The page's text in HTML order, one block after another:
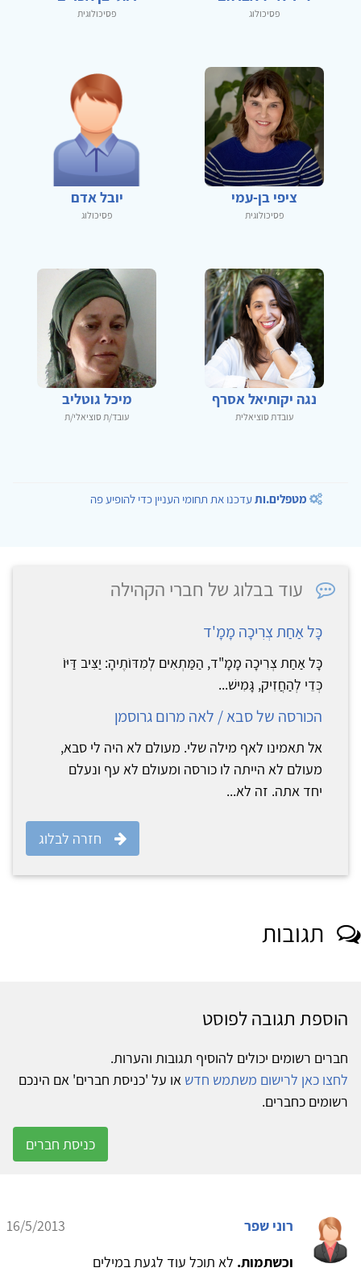
פסיכולוג פסיכולוגית
ציפי בן-עמי
פסיכולוגית
יובל אדם
פסיכולוג
נגה יקותיאל אסרף
עובדת סוציאלית
מיכל גוטליב
עובד/ת סוציאלי/ת
מטפלים.ותעדכנו את תחומי העניין כדי להופיע פה
עוד בבלוג של חברי הקהילה
כָּל אַחַת צְרִיכָה מָמָ'ד
כָּל אַחַת צְרִיכָה מָמָ"ד, הַמַּתְאִים לְמִדּוֹתֶיהָ: יַצִּיב דַּיּוֹ
כְּדֵי לְהַחֲזִיק, גָּמִישׁ...
הכורסה של סבא / לאה מרום גרוסמן
אל תאמינו לאף מילה שלי. מעולם לא היה לי סבא,
מעולם לא הייתה לו כורסה ומעולם לא עף ונעלם
יחד אתה. זה לא...
חזרה לבלוג
תגובות
הוספת תגובה לפוסט
חברים רשומים יכולים להוסיף תגובות והערות.
לחצו כאן לרישום משתמש חדש או על 'כניסת חברים' אם הינכם
רשומים כחברים.
כניסת חברים
רוני שפר
16/5/2013
וכשתמות. לא תוכל עוד לגעת במילים